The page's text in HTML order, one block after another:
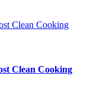
Clean Cooking